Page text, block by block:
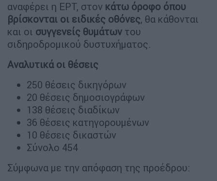
αναφέρει η ΕΡΤ, στον κάτω όροφο όπου
βρίσκονται οι ειδικές οθόνες, θα κάθονται
και οι συγγενείς θυμάτων του
σιδηροδρομικού δυστυχήματος.
Αναλυτικά οι θέσεις
250 θέσεις δικηγόρων
20 θέσεις δημοσιογράφων
138 θέσεις διαδίκων
36 θέσεις κατηγορουμένων
10 θέσεις δικαστών
Σύνολο 454
Σύμφωνα με την απόφαση της προέδρου: